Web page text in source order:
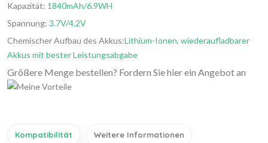
Kapazität: 1840mAh/6.9WH
Spannung: 3.7V/4.2V
Chemischer Aufbau des Akkus:Lithium-Ionen, wiederaufladbarer
Akkus mit bester Leistungsabgabe
Größere Menge bestellen? Fordern Sie hier ein Angebot an
Kompatibilität Weitere Informationen